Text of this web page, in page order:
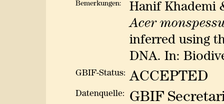
Bemerkungen:
Hanif Khademi
Acer
inferred using
DNA. In:
GBIF-Status: ACCEPTED
Datenquelle:
GBIF